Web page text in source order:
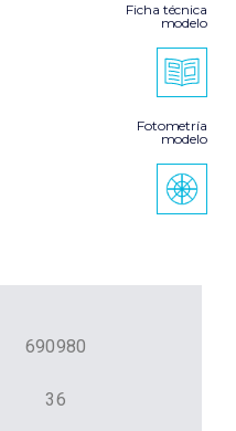
Ficha técnica
modelo
Fotometría
modelo
690980
36